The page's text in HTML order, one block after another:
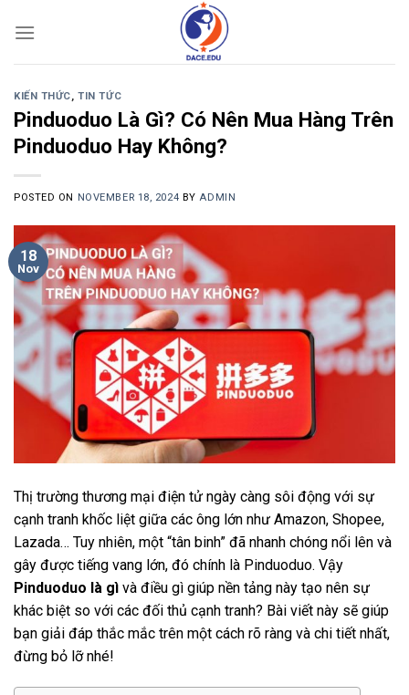
KIẾN THỨC,TIN TỨC
Pinduoduo Là Gì? Có Nên Mua Hàng Trên
Pinduoduo Hay Không?
POSTED ON NOVEMBER 18, 2024 BY ADMIN
18
Nov
Thị trường thương mại điện tử ngày càng sôi động với sự
cạnh tranh khốc liệt giữa các ông lớn như Amazon, Shopee,
Lazada… Tuy nhiên, một “tân binh” đã nhanh chóng nổi lên và
gây được tiếng vang lớn, đó chính là Pinduoduo. Vậy
Pinduoduo là gì và điều gì giúp nền tảng này tạo nên sự
khác biệt so với các đối thủ cạnh tranh? Bài viết này sẽ giúp
bạn giải đáp thắc mắc trên một cách rõ ràng và chi tiết nhất,
đừng bỏ lỡ nhé!